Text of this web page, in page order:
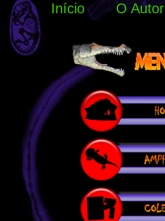
Início O Autor